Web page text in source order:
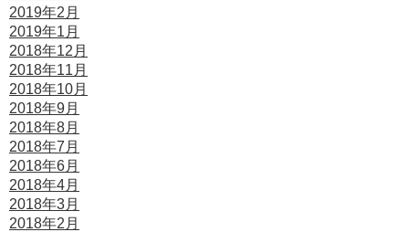
2019年2月
2019年1月
2018年12月
2018年11月
2018年10月
2018年9月
2018年8月
2018年7月
2018年6月
2018年4月
2018年3月
2018年2月